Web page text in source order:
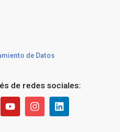
de Datos
de redes sociales: